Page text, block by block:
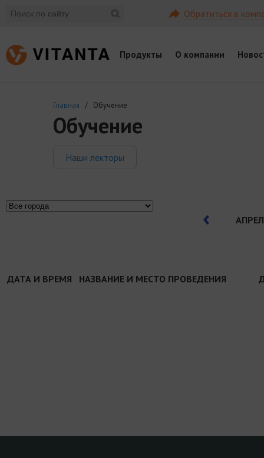
Обратиться в
Продукты О компании
Главная / Обучение
Обучение
Наши лекторы
ДАТА И ВРЕМЯ НАЗВАНИЕ И МЕСТО ПРОВЕДЕНИЯ